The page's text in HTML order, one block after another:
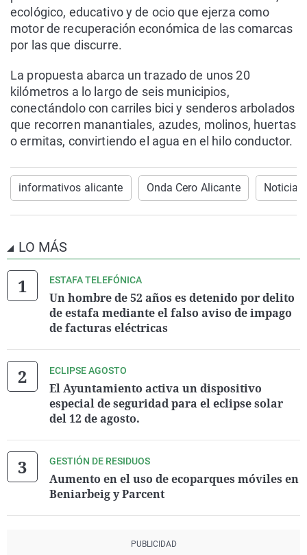
ecológico, educativo y de ocio que ejerza como
motor de recuperación económica de las comarcas
por las que discurre.
La propuesta abarca un trazado de unos 20
kilómetros a lo largo de seis municipios,
conectándolo con carriles bici y senderos arbolados
que recorren manantiales, azudes, molinos, huertas
o ermitas, convirtiendo el agua en el hilo conductor.
informativos alicante Onda Cero Alicante Noticias
LO MÁS
ESTAFA TELEFÓNICA
Un hombre de 52 años es detenido por delito
de estafa mediante el falso aviso de impago
de facturas eléctricas
ECLIPSE AGOSTO
El Ayuntamiento activa un dispositivo
especial de seguridad para el eclipse solar
del 12 de agosto.
GESTIÓN DE RESIDUOS
Aumento en el uso de ecoparques móviles en
Beniarbeig y Parcent